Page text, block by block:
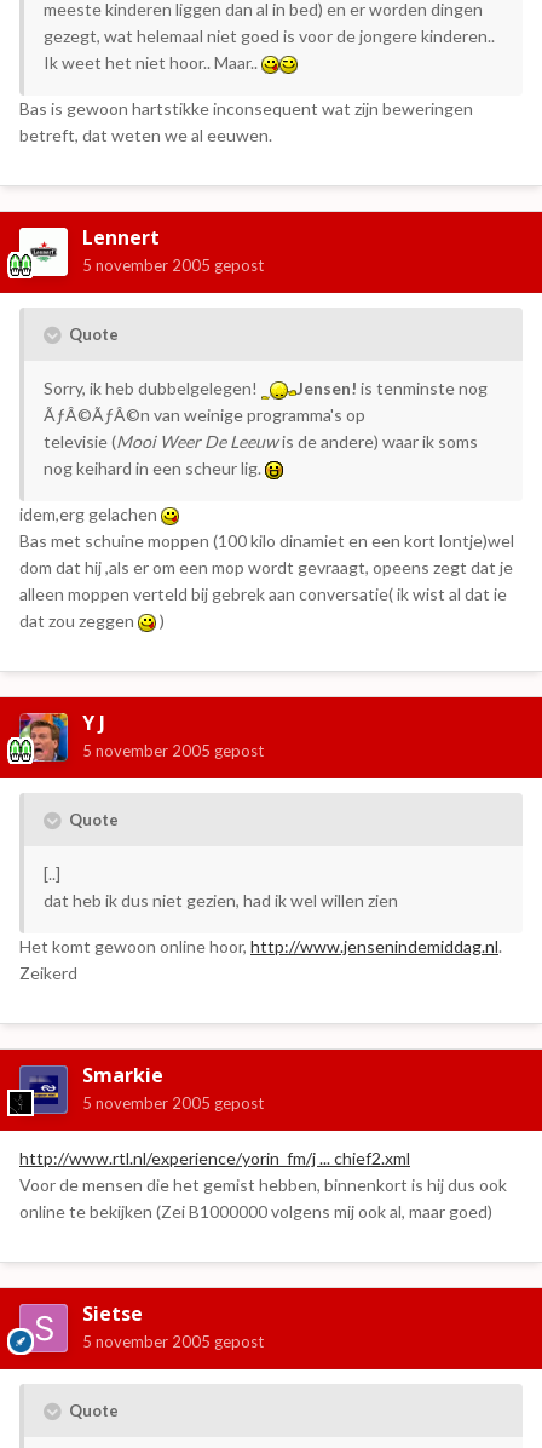
meeste kinderen liggen dan al in bed) en er worden dingen
gezegt, wat helemaal niet goed is voor de jongere kinderen..
Ik weet het niet hoor.. Maar..
Bas is gewoon hartstikke inconsequent wat zijn beweringen
betreft, dat weten we al eeuwen.
Lennert
5 november 2005 gepost
Quote
Sorry, ik heb dubbelgelegen! Jensen! is tenminste nog
ÃƒÂ©ÃƒÂ©n van weinige programma's op
televisie (Mooi Weer De Leeuwis de andere) waar ik soms
nog keihard in een scheur lig.
idem,erg gelachen
Bas met schuine moppen (100 kilo dinamiet en een kort lontje)wel
dom dat hij ,als er om een mop wordt gevraagt, opeens zegt dat je
alleen moppen verteld bij gebrek aan conversatie( ik wist al dat ie
dat zou zeggen
)
Y J
5 november 2005 gepost
Quote
[..]
dat heb ik dus niet gezien, had ik wel willen zien
Het komt gewoon online hoor, http://www.jensenindemiddag.nl.
Zeikerd
Smarkie
5 november 2005 gepost
http://www.rtl.nl/experience/yorin_fm/j ... chief2.xml
Voor de mensen die het gemist hebben, binnenkort is hij dus ook
online te bekijken (Zei B1000000 volgens mij ook al, maar goed)
Sietse
5 november 2005 gepost
Quote